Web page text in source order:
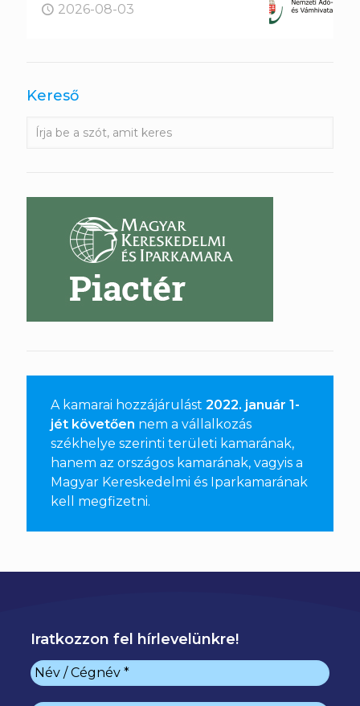
2026-08-03
Kereső
A kamarai hozzájárulást 2022. január 1-
jét követően nem a vállalkozás
székhelye szerinti területi kamarának,
hanem az országos kamarának, vagyis a
Magyar Kereskedelmi és Iparkamarának
kell megfizetni.
Iratkozzon fel hírlevelünkre!